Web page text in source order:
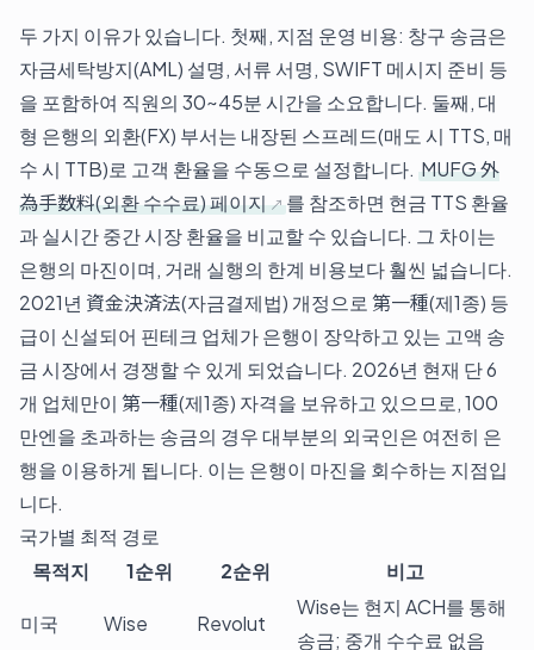
두 가지 이유가 있습니다. 첫째, 지점 운영 비용: 창구 송금은
자금세탁방지(AML) 설명, 서류 서명, SWIFT 메시지 준비 등
을 포함하여 직원의 30~45분 시간을 소요합니다. 둘째, 대
형 은행의 외환(FX) 부서는 내장된 스프레드(매도 시 TTS, 매
수 시 TTB)로 고객 환율을 수동으로 설정합니다. MUFG 外
為手数料(외환 수수료) 페이지
를 참조하면 현금 TTS 환율
과 실시간 중간 시장 환율을 비교할 수 있습니다. 그 차이는
은행의 마진이며, 거래 실행의 한계 비용보다 훨씬 넓습니다.
2021년 資金決済法(자금결제법) 개정으로 第一種(제1종) 등
급이 신설되어 핀테크 업체가 은행이 장악하고 있는 고액 송
금 시장에서 경쟁할 수 있게 되었습니다. 2026년 현재 단 6
개 업체만이 第一種(제1종) 자격을 보유하고 있으므로, 100
만엔을 초과하는 송금의 경우 대부분의 외국인은 여전히 은
행을 이용하게 됩니다. 이는 은행이 마진을 회수하는 지점입
니다.
국가별 최적 경로
목적지
1순위 2순위 비고
미국 Wise Revolut
Wise는 현지 ACH를 통해
송금; 중개 수수료 없음